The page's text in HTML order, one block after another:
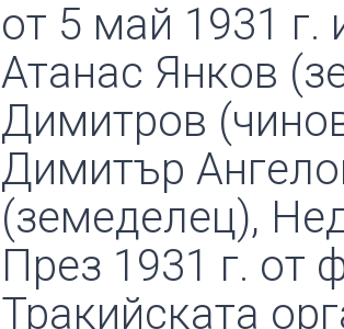
от 5 май 1931 г.
Атанас Янков
Димитров
Димитър
(земеделец),
През 1931 г. от
Тракийската